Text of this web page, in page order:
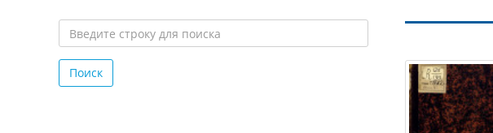
строку
для
Поиск
ДАЛЬНИЙ
ВОСТОК